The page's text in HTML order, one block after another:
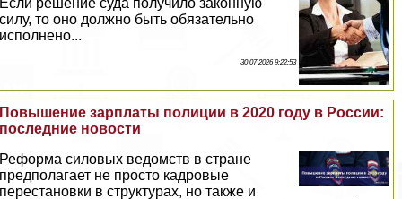
Если решение суда получило законную
силу, то оно должно быть обязательно
исполнено...
30 07 2026 9:22:53
Повышение зарплаты полиции в 2020 году в России:
последние новости
Реформа силовых ведомств в стране
предполагает не просто кадровые
перестановки в структурах, но также и